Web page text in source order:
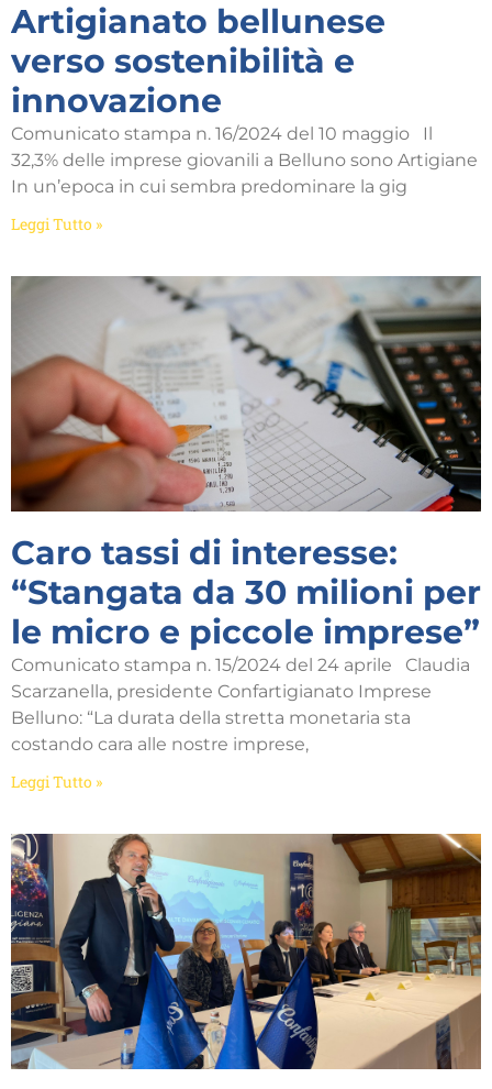
Artigianato bellunese
verso sostenibilità e
innovazione
Comunicato stampa n. 16/2024 del 10 maggio Il
32,3% delle imprese giovanili a Belluno sono Artigiane
In un’epoca in cui sembra predominare la gig
Leggi Tutto »
Caro tassi di interesse:
“Stangata da 30 milioni per
le micro e piccole imprese”
Comunicato stampa n. 15/2024 del 24 aprile Claudia
Scarzanella, presidente Confartigianato Imprese
Belluno: “La durata della stretta monetaria sta
costando cara alle nostre imprese,
Leggi Tutto »